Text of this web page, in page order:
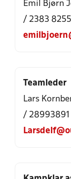
Emil Bjørn
/ 2383 8255
Teamleder
Lars
/ 28993891